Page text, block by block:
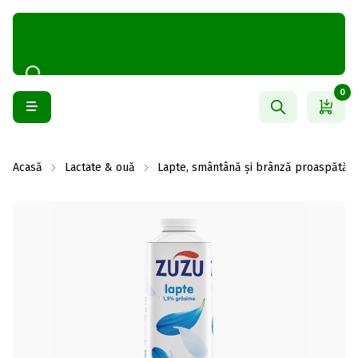
0
Acasă Lactate & ouă Lapte, smântână și brânză proaspătă